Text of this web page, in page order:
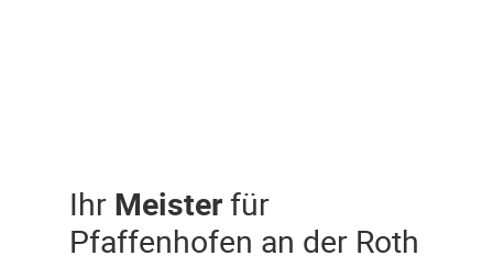
Ihr Meisterfür
Pfaffenhofen an der Roth